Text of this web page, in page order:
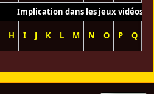
Implication dans les jeux vidéos
H I J K L M N O P Q